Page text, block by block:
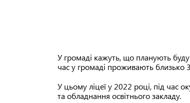
У громаді кажуть, що планують
час у громаді проживають близько
У цьому ліцеї у 2022 році, під час
та обладнання освітнього закладу.